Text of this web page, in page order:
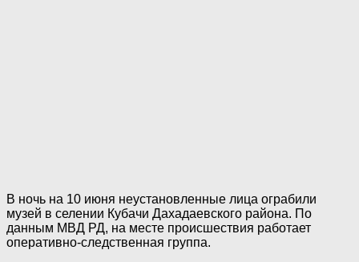
В ночь на 10 июня неустановленные лица ограбили
музей в селении Кубачи Дахадаевского района. По
данным МВД РД, на месте происшествия работает
оперативно-следственная группа.